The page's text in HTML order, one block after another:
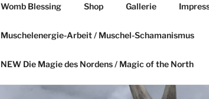
Womb Blessing Shop Gallerie
Muschelenergie-Arbeit / Muschel-Schamanismus
NEW Die Magie des Nordens / Magic of the North